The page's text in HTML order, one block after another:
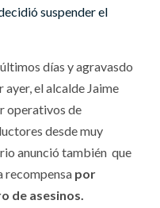
suspender el
días y agravasdo
el alcalde Jaime
operativos de
desde muy
anunció también que
recompensa por
de asesinos.